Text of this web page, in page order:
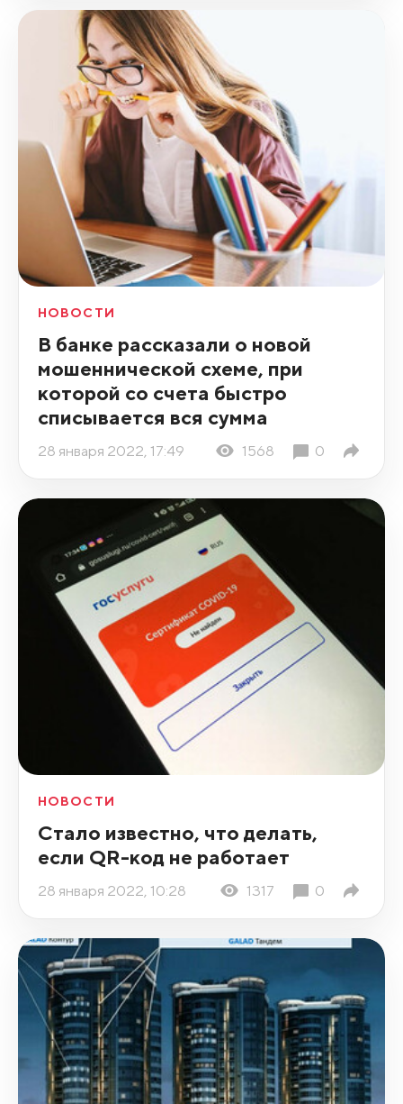
НОВОСТИ
В банке рассказали о новой
мошеннической схеме, при
которой со счета быстро
списывается вся сумма
28 января 2022, 17:49 1568 0
НОВОСТИ
Стало известно, что делать,
если QR-код не работает
28 января 2022, 10:28 1317 0